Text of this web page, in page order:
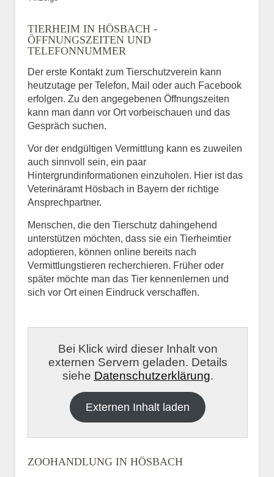
TIERHEIM IN HÖSBACH -
ÖFFNUNGSZEITEN UND
TELEFONNUMMER
Der erste Kontakt zum Tierschutzverein kann
heutzutage per Telefon, Mail oder auch Facebook
erfolgen. Zu den angegebenen Öffnungszeiten
kann man dann vor Ort vorbeischauen und das
Gespräch suchen.
Vor der endgültigen Vermittlung kann es zuweilen
auch sinnvoll sein, ein paar
Hintergrundinformationen einzuholen. Hier ist das
Veterinäramt Hösbach in Bayern der richtige
Ansprechpartner.
Menschen, die den Tierschutz dahingehend
unterstützen möchten, dass sie ein Tierheimtier
adoptieren, können online bereits nach
Vermittlungstieren recherchieren. Früher oder
später möchte man das Tier kennenlernen und
sich vor Ort einen Eindruck verschaffen.
Bei Klick wird dieser Inhalt von
externen Servern geladen. Details
siehe Datenschutzerklärung.
Externen Inhalt laden
ZOOHANDLUNG IN HÖSBACH